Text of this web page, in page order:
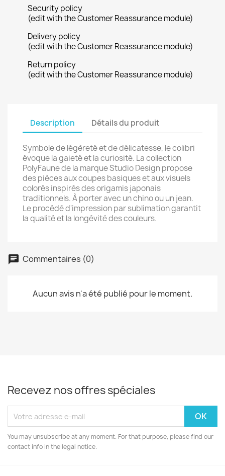
Security policy
(edit with the Customer Reassurance module)
Delivery policy
(edit with the Customer Reassurance module)
Return policy
(edit with the Customer Reassurance module)
Description Détails du produit
Symbole de légèreté et de délicatesse, le colibri
évoque la gaieté et la curiosité. La collection
PolyFaune de la marque Studio Design propose
des pièces aux coupes basiques et aux visuels
colorés inspirés des origamis japonais
traditionnels. À porter avec un chino ou un jean.
Le procédé d'impression par sublimation garantit
la qualité et la longévité des couleurs.
Commentaires (0)
Aucun avis n'a été publié pour le moment.
Recevez nos offres spéciales
You may unsubscribe at any moment. For that purpose, please find our
contact info in the legal notice.
Annuler